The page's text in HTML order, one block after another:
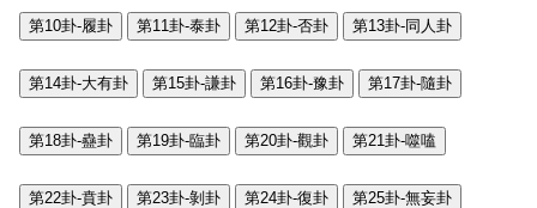
第10卦-履卦 第11卦-泰卦 第12卦-否卦 第13卦-同人卦
第14卦-大有卦 第15卦-謙卦 第16卦-豫卦 第17卦-隨卦
第18卦-蠱卦 第19卦-臨卦 第20卦-觀卦 第21卦-噬嗑
第22卦-賁卦 第23卦-剝卦 第24卦-復卦 第25卦-無妄卦